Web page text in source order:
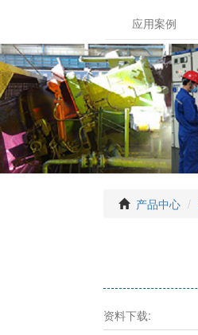
应用案例
产品中心
资料下载: